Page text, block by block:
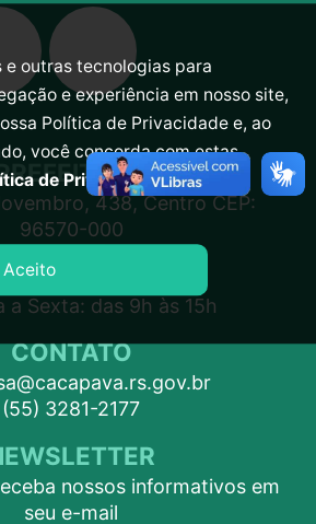
438, Centro CEP:
96570-000
a Sexta: das 9h às 15h
CONTATO
(55) 3281-2177
nossos informativos em
seu e-mail
outras tecnologias para
e experiência em nosso site,
Política de Privacidade e, ao
você concorda com estas
de Privacidade.
Aceito